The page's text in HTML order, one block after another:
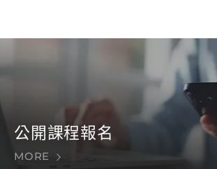
公開課程報名
MORE